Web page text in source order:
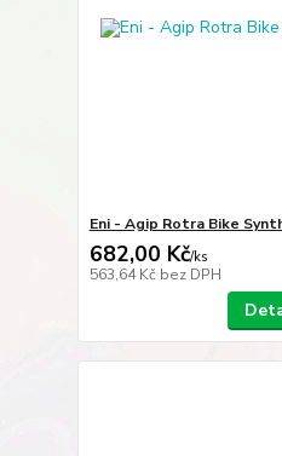
Eni - Agip Rotra Bike
682,00 Kč/ks
563,64 Kč bez DPH